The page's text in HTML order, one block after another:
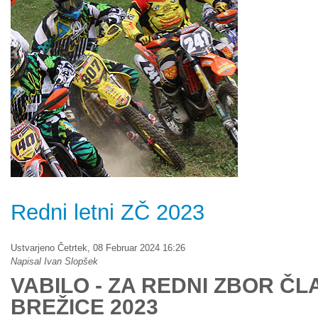
Redni letni ZČ 2023
Ustvarjeno Četrtek, 08 Februar 2024 16:26
Napisal Ivan Slopšek
VABILO - ZA REDNI ZBOR
BREŽICE 2023